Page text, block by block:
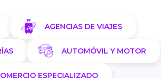
AGENCIAS DE VIAJES
AUTOMÓVIL Y MOTOR
ESPECIALIZADO